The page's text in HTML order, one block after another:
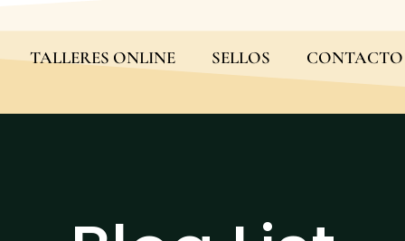
TALLERES ONLINE SELLOS CONTACTO